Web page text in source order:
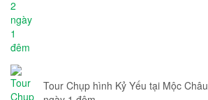
Tour Chụp hình Kỷ Yếu tại Mộc